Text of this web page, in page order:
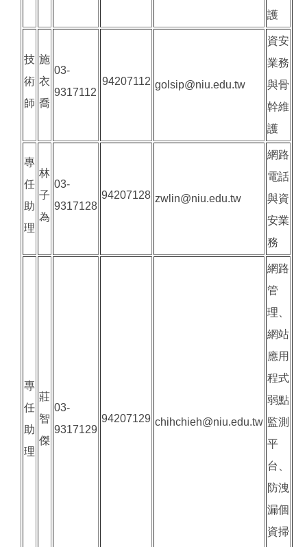
護
技
術
師
施
衣
喬
03-
9317112
94207112 golsip@niu.edu.tw
資安
業務
與骨
幹維
護
專
任
助
理
林
子
為
03-
9317128
94207128 zwlin@niu.edu.tw
網路
電話
與資
安業
務
專
任
助
理
莊
智
傑
03-
9317129
94207129 chihchieh@niu.edu.tw
網路
管
理、
網站
應用
程式
弱點
監測
平
台、
防洩
漏個
資掃